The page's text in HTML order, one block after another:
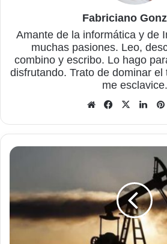
Fabriciano
Amante de la informática y de
muchas pasiones. Leo,
combino y escribo. Lo hago
disfrutando. Trato de dominar
me esclavice.
Sitio
Facebook
X
Algunos
que
han
sido
revelados